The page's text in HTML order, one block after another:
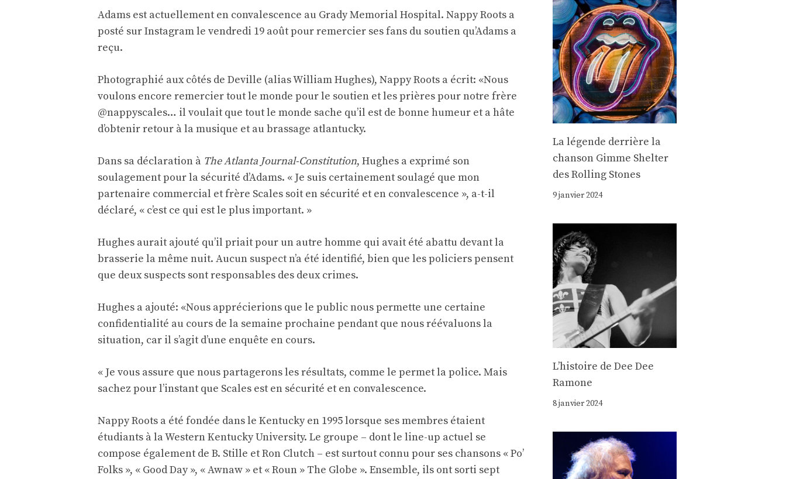
Adams est actuellement en convalescence au Grady Memorial Hospital. Nappy Roots a
posté sur Instagram le vendredi 19 août pour remercier ses fans du soutien qu’Adams a
reçu.
Photographié aux côtés de Deville (alias William Hughes), Nappy Roots a écrit: «Nous
voulons encore remercier tout le monde pour le soutien et les prières pour notre frère
@nappyscales… il voulait que tout le monde sache qu’il est de bonne humeur et a hâte
d’obtenir retour à la musique et au brassage atlantucky.
Dans sa déclaration à The Atlanta Journal-Constitution, Hughes a exprimé son
soulagement pour la sécurité d’Adams. « Je suis certainement soulagé que mon
partenaire commercial et frère Scales soit en sécurité et en convalescence », a-t-il
déclaré, « c’est ce qui est le plus important. »
Hughes aurait ajouté qu’il priait pour un autre homme qui avait été abattu devant la
brasserie la même nuit. Aucun suspect n’a été identifié, bien que les policiers pensent
que deux suspects sont responsables des deux crimes.
Hughes a ajouté: «Nous apprécierions que le public nous permette une certaine
confidentialité au cours de la semaine prochaine pendant que nous réévaluons la
situation, car il s’agit d’une enquête en cours.
« Je vous assure que nous partagerons les résultats, comme le permet la police. Mais
sachez pour l’instant que Scales est en sécurité et en convalescence.
Nappy Roots a été fondée dans le Kentucky en 1995 lorsque ses membres étaient
étudiants à la Western Kentucky University. Le groupe – dont le line-up actuel se
compose également de B. Stille et Ron Clutch – est surtout connu pour ses chansons « Po’
Folks », « Good Day », « Awnaw » et « Roun » The Globe ». Ensemble, ils ont sorti sept
La légende derrière la
chanson Gimme Shelter
des Rolling Stones
9 janvier 2024
Lʼhistoire de Dee Dee
Ramone
8 janvier 2024